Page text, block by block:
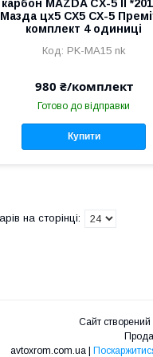
карбон MAZDA CX-5 II
Мазда цх5 СХ5 СХ-5
комплект 4 одиниці
PK-MA15 nk
980 ₴/комплект
Готово до відправки
Купити
Сайт створений
avtoxrom.com.ua |